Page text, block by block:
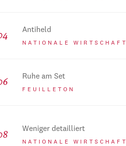
Antiheld
NATIONALE WIRTSCHAFT
Ruhe am Set
FEUILLETON
Weniger detailliert
NATIONALE WIRTSCHAFT